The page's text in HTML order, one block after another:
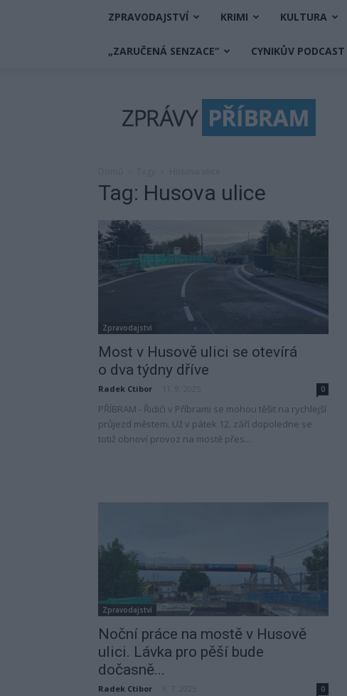
ZPRAVODAJSTVÍ KRIMI KULTURA
„ZARUČENÁ SENZACE“ CYNIKŮV PODCAST
Příbram
Tag: Husova ulice
Zpravodajství
Most v Husově ulici se otevírá
o dva týdny dříve
Radek Ctibor 0
PŘÍBRAM - Řidiči v Příbrami se mohou těšit na rychlejší
průjezd městem. Už v pátek 12. září dopoledne se
totiž obnoví provoz na mostě přes...
Zpravodajství
Noční práce na mostě v Husově
ulici. Lávka pro pěší bude
dočasně...
Radek Ctibor 0